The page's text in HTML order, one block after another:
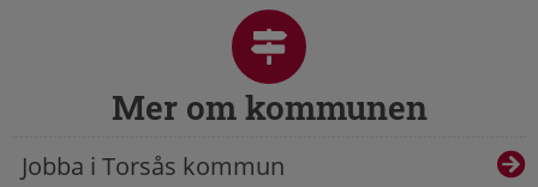
Mer om kommunen
Jobba i Torsås kommun